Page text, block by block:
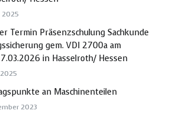
2025
Termin Präsenzschulung Sachkunde
gem. VDI 2700a am
in Hasselroth/ Hessen
an Maschinenteilen
2023